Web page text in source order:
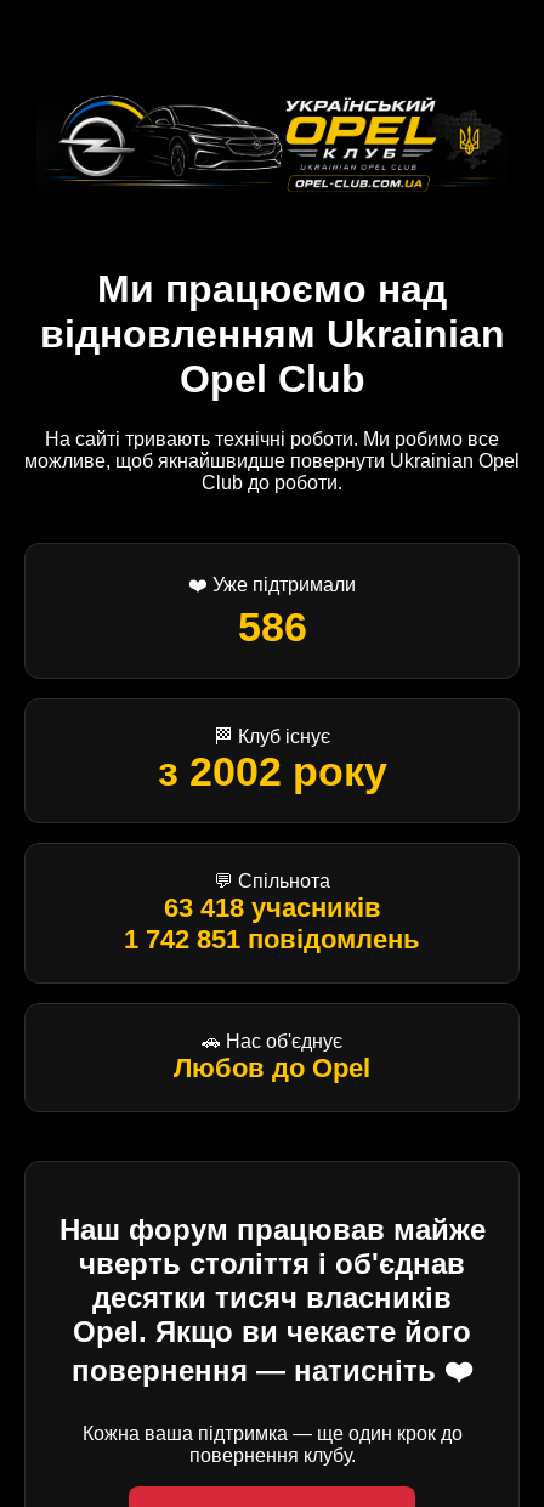
Ми працюємо над
відновленням Ukrainian
Opel Club
На сайті тривають технічні роботи. Ми робимо все
можливе, щоб якнайшвидше повернути Ukrainian Opel
Club до роботи.
❤️ Уже підтримали
586
🏁 Клуб існує
з 2002 року
💬 Спільнота
63 418 учасників
1 742 851 повідомлень
🚗 Нас об'єднує
Любов до Opel
Наш форум працював майже
чверть століття і об'єднав
десятки тисяч власників
Opel. Якщо ви чекаєте його
повернення — натисніть ❤️
Кожна ваша підтримка — ще один крок до
повернення клубу.